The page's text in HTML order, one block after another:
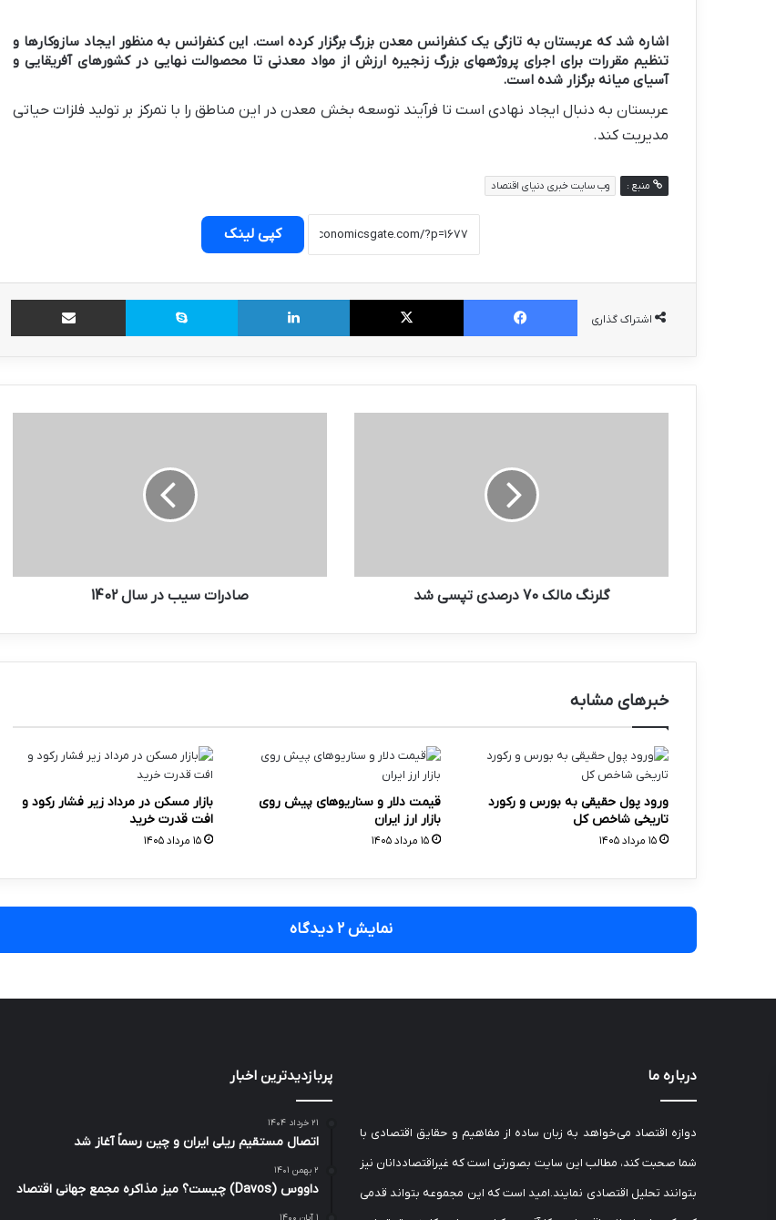
اشاره شد که عربستان به تازگی یک کنفرانس معدن بزرگ برگزار کرده است. این کنفرانس به منظور ایجاد سازوکارها و
تنظیم مقررات برای اجرای پروژههای بزرگ زنجیره ارزش از مواد معدنی تا محصوالت نهایی در کشورهای آفریقایی و
آسیای میانه برگزار شده است.
عربستان به دنبال ایجاد نهادی است تا فرآیند توسعه بخش معدن در این مناطق را با تمرکز بر تولید فلزات حیاتی
مدیریت کند.
منبع : وب سایت خبری دنیای اقتصاد
کپی لینک
اشتراک گذاری
فیس بوک X لینکدین اسکایپ اشتراک گذاری
گلرنگ مالک 70 درصدی تپسی شد صادرات سیب در سال 1402
خبرهای مشابه
ورود پول حقیقی به بورس و رکورد
تاریخی شاخص کل
۱۵ مرداد ۱۴۰۵
قیمت دلار و سناریوهای پیش روی
بازار ارز ایران
۱۵ مرداد ۱۴۰۵
بازار مسکن در مرداد زیر فشار رکود و
افت قدرت خرید
۱۵ مرداد ۱۴۰۵
نمایش ۲ دیدگاه
درباره ما
دوازه اقتصاد می‌خواهد به زبان ساده از مفاهیم و حقایق اقتصادی با
شما صحبت کند، مطالب این سایت بصورتی است که غیراقتصاددانان نیز
بتوانند تحلیل اقتصادی نمایند.امید است که این مجموعه بتواند قدمی
پربازدیدترین اخبار
۲۱ خرداد ۱۴۰۴
اتصال مستقیم ریلی ایران و چین رسماً آغاز شد
۲ بهمن ۱۴۰۱
داووس (Davos) چیست؟ میز مذاکره مجمع جهانی اقتصاد
۱ آبان ۱۴۰۰